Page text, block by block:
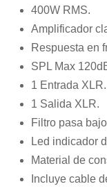
400W RMS.
Amplificador
Respuesta en
SPL Max
1 Entrada XLR.
1 Salida XLR.
Filtro pasa
Led indicador
Material de
Incluye cable